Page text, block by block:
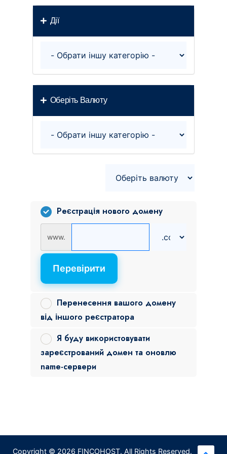
Дії
Оберіть Валюту
Реєстрація нового домену
www.
Перевірити
Перенесення вашого домену
від іншого реєстратора
Я буду використовувати
зареєстрований домен та оновлю
name-сервери
Copyright © 2026 FINCOHOST. All Rights Reserved.